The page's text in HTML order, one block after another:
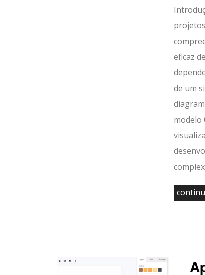
eficaz
de um
modelo